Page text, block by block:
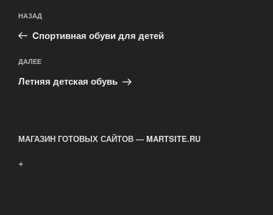
по
записям
Предыдущая
запись:
НАЗАД
Cпортивная обуви для детей
Следующая
запись
ДАЛЕЕ
Летняя детская обувь
МАГАЗИН ГОТОВЫХ САЙТОВ — MARTSITE.RU
+